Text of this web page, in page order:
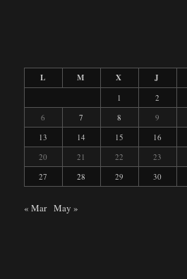
L
M X J
1 2
6
7 8 9
13
14 15 16
20
21 22 23
27
28 29 30
« Mar May »